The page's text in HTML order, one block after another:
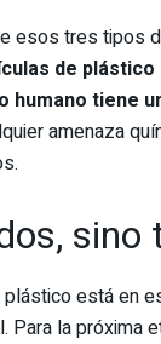
esos tres tipos
de
humano tiene
amenaza
está en
Para la próxima